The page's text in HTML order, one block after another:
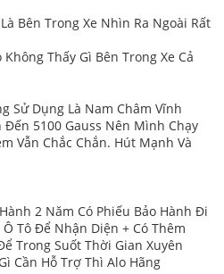
Bên Trong Xe Nhìn Ra Ngoài Rất
Thấy Gì Bên Trong Xe Cả
Sử Dụng Là Nam Châm Vĩnh
5100 Gauss Nên Mình Chạy
Vẫn Chắc Chắn. Hút Mạnh Và
2 Năm Có Phiếu Bảo Hành Đi
Tô Để Nhận Diện + Có Thêm
Trong Suốt Thời Gian Xuyên
Cần Hỗ Trợ Thì Alo Hãng